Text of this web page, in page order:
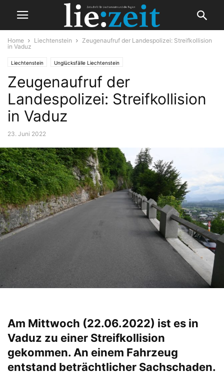
Home Liechtenstein
Zeugenaufruf der Landespolizei: Streifkollision
in Vaduz
Liechtenstein Unglücksfälle Liechtenstein
Zeugenaufruf der
Landespolizei: Streifkollision
in Vaduz
23. Juni 2022
Am Mittwoch (22.06.2022) ist es in
Vaduz zu einer Streifkollision
gekommen. An einem Fahrzeug
entstand beträchtlicher Sachschaden.